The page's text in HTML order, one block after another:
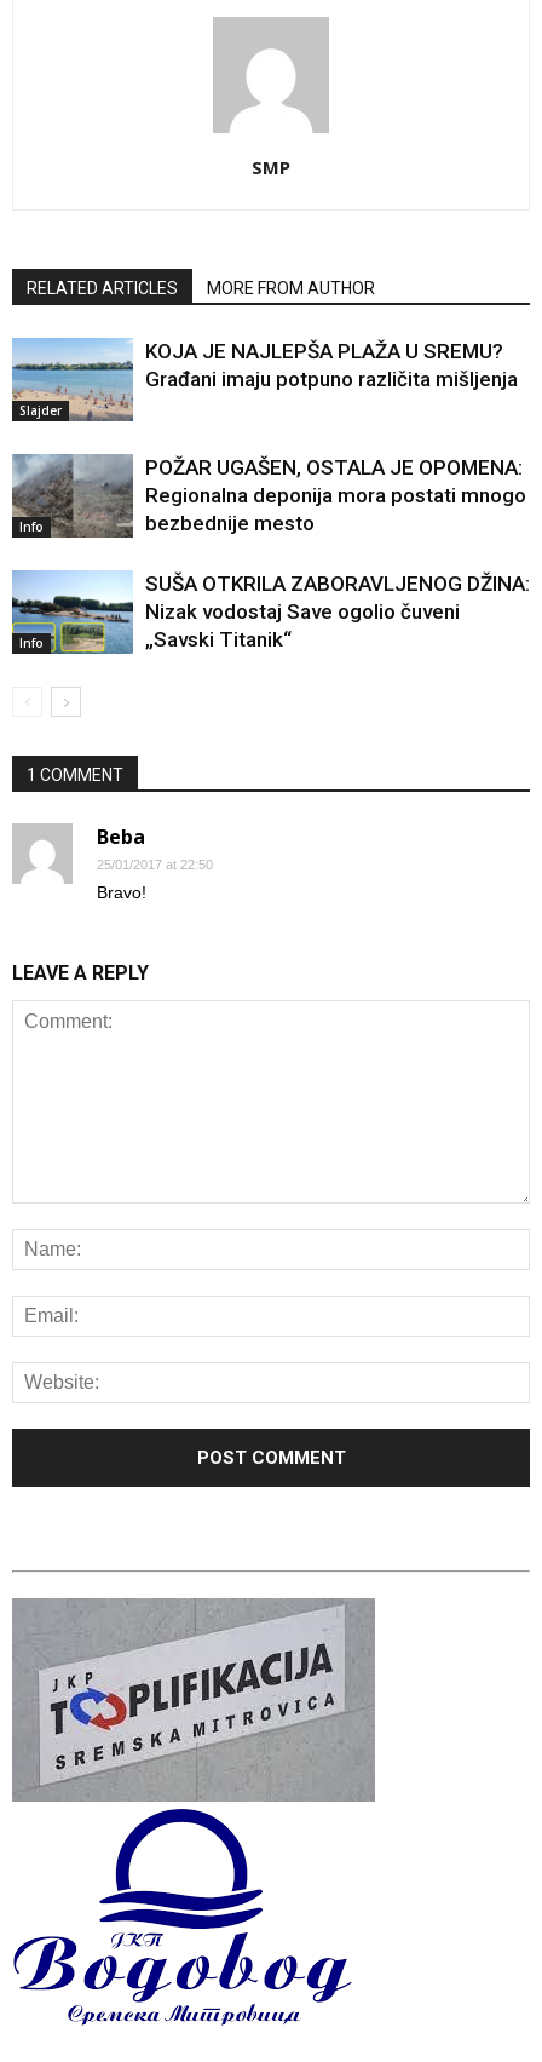
SMP
RELATED ARTICLES MORE FROM AUTHOR
Slajder
KOJA JE NAJLEPŠA PLAŽA U SREMU?
Građani imaju potpuno različita mišljenja
Info
POŽAR UGAŠEN, OSTALA JE OPOMENA:
Regionalna deponija mora postati mnogo
bezbednije mesto
Info
SUŠA OTKRILA ZABORAVLJENOG DŽINA:
Nizak vodostaj Save ogolio čuveni
„Savski Titanik“
1 COMMENT
Beba
25/01/2017 at 22:50
Bravo!
LEAVE A REPLY